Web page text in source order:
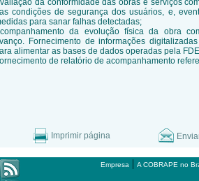
da conformidade das obras e serviços
condições de segurança dos usuários, e,
para sanar falhas detectadas;
da evolução física da obra
Fornecimento de informações
alimentar as bases de dados operadas pela
de relatório de acompanhamento
Imprimir página
Empresa | A COBRAPE no